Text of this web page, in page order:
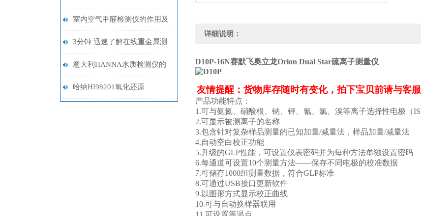
酸氨试剂
室内空气甲醛检测仪的作用及
检测好处
3分钟 迅速了解在线重金属测
定仪
意大利HANNA水质检测仪的
多种应用领域与优势概述
哈纳HI98201氧化还原
详细说明：
D10P-16N赛默飞奥立龙Orion Dual Star硫离子测量仪
友情提醒：货物库存随时有变化，拍下宝贝前请与客
产品功能特点：
1.可与氨氮、硝酸根、钠、钾、氰、氯、溴等离子选择性电极（
2.可显示被测离子的名称
3.包含针对复杂样品测量的已知加量/减量法，样品加量/减量法
4.自动空白校正功能
5.升级的GLP性能，可设置仪表密码并为每种方法单独设置密码
6.每通道可设置10个测量方法——保存不同电极的校准数据
7.可储存1000组测量数据，符合GLP标准
8.可通过USB接口更新软件
9. 以图形方式显示校正曲线
10.可与自动换样器联用
11.可设置等温点